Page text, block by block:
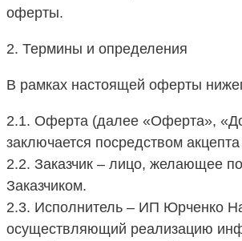
оферты.
2. Термины и определения
В рамках настоящей оферты
2.1. Оферта (далее «Оферта»,
заключается посредством
2.2. Заказчик – лицо, желающее
Заказчиком.
2.3. Исполнитель – ИП Юрченко
осуществляющий реализацию